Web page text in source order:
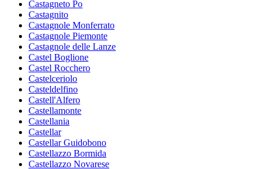
Castagneto Po
Castagnito
Castagnole Monferrato
Castagnole Piemonte
Castagnole delle Lanze
Castel Boglione
Castel Rocchero
Castelceriolo
Casteldelfino
Castell'Alfero
Castellamonte
Castellania
Castellar
Castellar Guidobono
Castellazzo Bormida
Castellazzo Novarese